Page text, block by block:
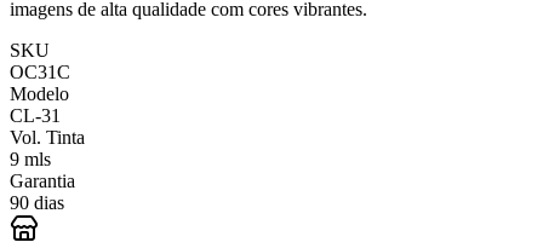
imagens de alta qualidade com cores vibrantes.
SKU
OC31C
Modelo
CL-31
Vol. Tinta
9 mls
Garantia
90 dias